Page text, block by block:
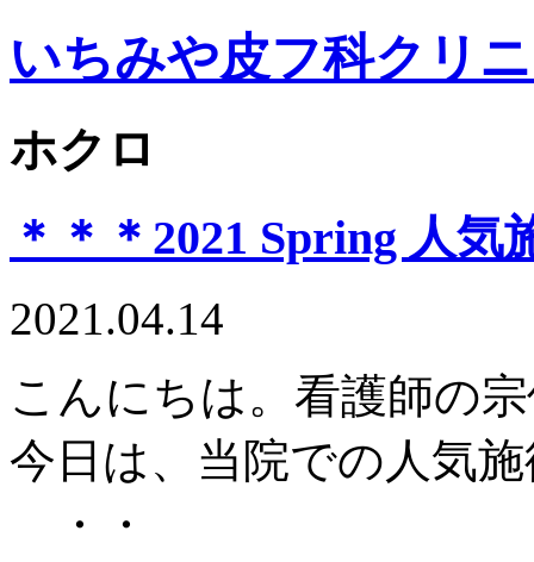
いちみや皮フ科クリ
ホクロ
＊＊＊2021 Spring 人
2021.04.14
こんにちは。看護師の
今日は、当院での人気
・・